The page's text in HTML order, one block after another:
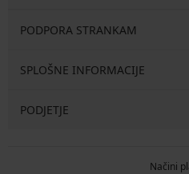
PODPORA STRANKAM
SPLOŠNE INFORMACIJE
PODJETJE
Načini